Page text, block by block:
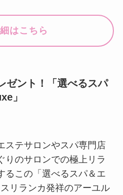
はこちら
ゼント！「選べるスパ
」
ステサロンやスパ専門店
りのサロンでの極上リラ
るこの「選べるスパ＆エ
リランカ発祥のアーユル